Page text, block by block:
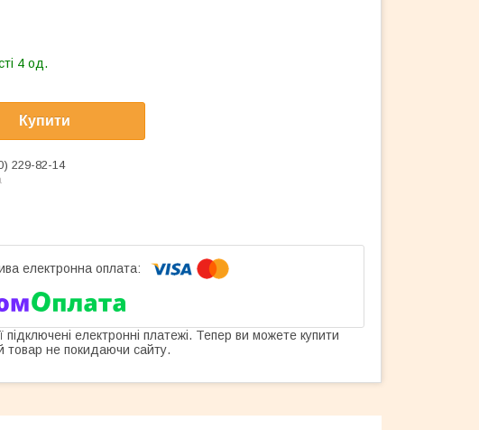
4 од.
Купити
229-82-14
підключені електронні платежі. Тепер ви можете купити
товар не покидаючи сайту.